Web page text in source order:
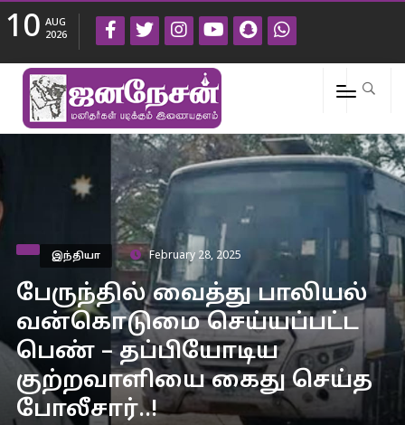
10 AUG
2026
இந்தியா February 28, 2025
பேருந்தில் வைத்து பாலியல்
வன்கொடுமை செய்யப்பட்ட
பெண் – தப்பியோடிய
குற்றவாளியை கைது செய்த
போலீசார்..!